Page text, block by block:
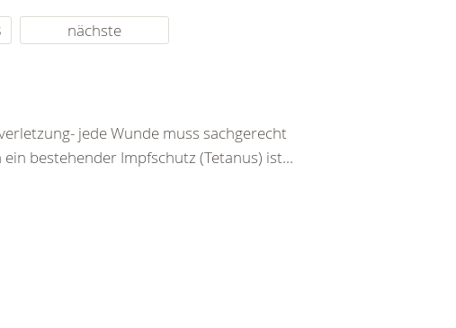
nächste
jede Wunde muss sachgerecht
bestehender Impfschutz (Tetanus) ist...